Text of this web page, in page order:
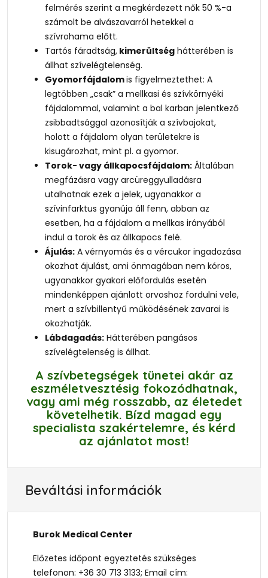
felmérés szerint a megkérdezett nők 50 %-a
számolt be alvászavarról hetekkel a
szívrohama előtt.
Tartós fáradtság, kimerültség hátterében is
állhat szívelégtelenség.
Gyomorfájdalomis figyelmeztethet: A
legtöbben „csak” a mellkasi és szívkörnyéki
fájdalommal, valamint a bal karban jelentkező
zsibbadtsággal azonosítják a szívbajokat,
holott a fájdalom olyan területekre is
kisugározhat, mint pl. a gyomor.
Torok- vagy állkapocsfájdalom: Általában
megfázásra vagy arcüreggyulladásra
utalhatnak ezek a jelek, ugyanakkor a
szívinfarktus gyanúja áll fenn, abban az
esetben, ha a fájdalom a mellkas irányából
indul a torok és az állkapocs felé.
Ájulás: A vérnyomás és a vércukor ingadozása
okozhat ájulást, ami önmagában nem kóros,
ugyanakkor gyakori előfordulás esetén
mindenképpen ajánlott orvoshoz fordulni vele,
mert a szívbillentyű működésének zavarai is
okozhatják.
Lábdagadás: Hátterében pangásos
szívelégtelenség is állhat.
A szívbetegségek tünetei akár az
eszméletvesztésig fokozódhatnak,
vagy ami még rosszabb, az életedet
követelhetik. Bízd magad egy
specialista szakértelemre, és kérd
az ajánlatot most!
Beváltási információk
Burok Medical Center
Előzetes időpont egyeztetés szükséges
telefonon: +36 30 713 3133; Email cím: